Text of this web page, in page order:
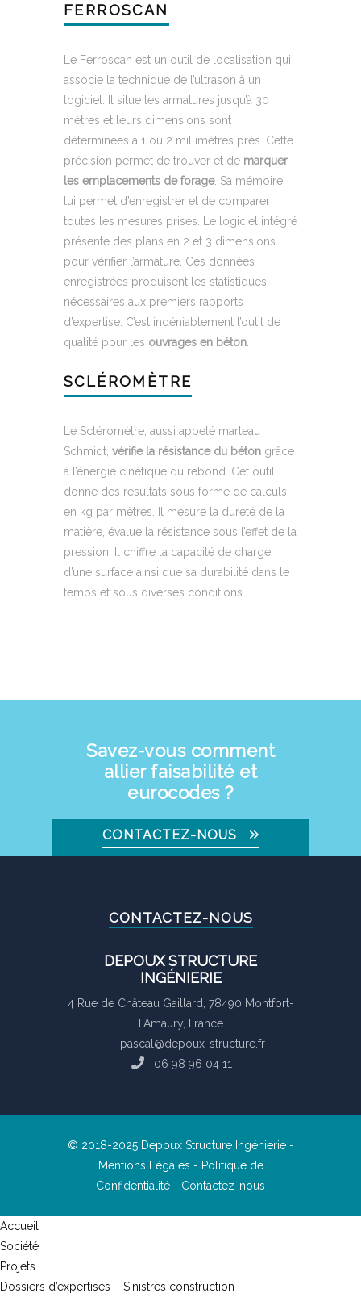
FERROSCAN
Le Ferroscan est un outil de localisation qui
associe la technique de l’ultrason à un
logiciel. Il situe les armatures jusqu’à 30
mètres et leurs dimensions sont
déterminées à 1 ou 2 millimètres près. Cette
précision permet de trouver et de marquer
les emplacements de forage. Sa mémoire
lui permet d’enregistrer et de comparer
toutes les mesures prises. Le logiciel intégré
présente des plans en 2 et 3 dimensions
pour vérifier l’armature. Ces données
enregistrées produisent les statistiques
nécessaires aux premiers rapports
d’expertise. C’est indéniablement l’outil de
qualité pour les ouvrages en béton
SCLÉROMÈTRE
Le Scléromètre, aussi appelé marteau
Schmidt, vérifie la résistance du béton grâce
à l’énergie cinétique du rebond. Cet outil
donne des résultats sous forme de calculs
en kg par mètres. Il mesure la dureté de la
matière, évalue la résistance sous l’effet de la
pression. Il chiffre la capacité de charge
d’une surface ainsi que sa durabilité dans le
temps et sous diverses conditions.
Savez-vous comment
allier faisabilité et
eurocodes ?
CONTACTEZ-NOUS
CONTACTEZ-NOUS
DEPOUX STRUCTURE
INGÉNIERIE
4 Rue de Château Gaillard, 78490 Montfort-
l'Amaury, France
pascal@depoux-structure.fr
06 98 96 04 11
© 2018-2025 Depoux Structure Ingénierie -
Mentions Légales - Politique de
Confidentialité - Contactez-nous
Accueil
Société
Projets
Dossiers d’expertises – Sinistres construction